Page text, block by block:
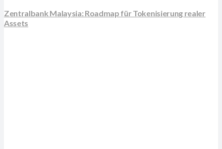
Zentralbank Malaysia: Roadmap für Tokenisierung realer
Assets